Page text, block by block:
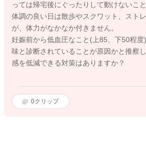
っては帰宅後にぐったりして動けないこと
体調の良い日は散歩やスクワット、スト
が、体力がなかなか付きません。
妊娠前から低血圧なこと(上85、下50程
味と診断されていることが原因かと推察
感を低減できる対策はありますか？
0クリップ